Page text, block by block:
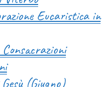
Eucaristica in
(Giugno)